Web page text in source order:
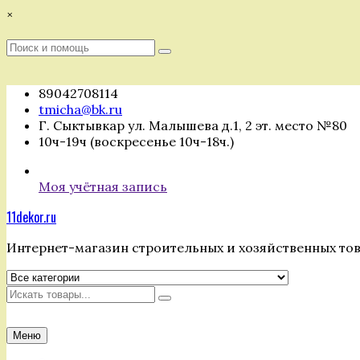
Перейти
содержимому
×
Поиск
Поиск
89042708114
tmicha@bk.ru
Г. Сыктывкар ул. Малышева д.1, 2 эт. место №80
10ч-19ч (воскресенье 10ч-18ч.)
Моя учётная запись
11dekor.ru
Интернет-магазин строительных и хозяйственных
Искать
Меню